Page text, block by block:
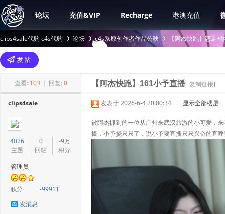
论坛 充值&VIP Recharge 港澳充值
clips4sale代购 c4s代购
>
论坛 c4s系原创作者作品公映
›
【阿杰快跑】恋足+
查看: 103 | 回复: 0 【阿杰快跑】161小予直播 [复制链接]
clips4sale
4026
主题
0
回帖
-9万
积分
管理员
积分
-99911
发消息
发表于 2026-6-4 20:00:34 | 显示全部楼层
被阿杰抓到的一位从广州来武汉旅游的小可爱，
摄，小予挠只只了，说小予要直播只只兴奋的直